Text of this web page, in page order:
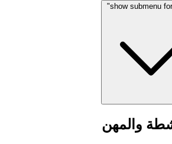
show submenu
والمهن